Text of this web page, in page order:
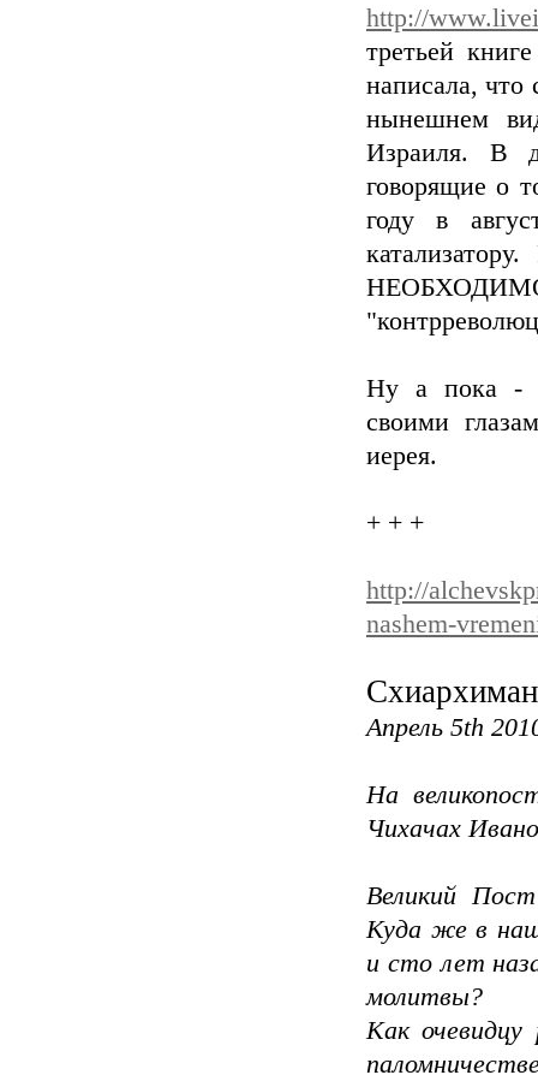
http://
третьей
написала,
нынешнем
Израиля. В
говорящие о
году в
НЕОБХОДИМО
Ну а пока -
своими
иерея.
+ + +
http://
nashem-
Апрель 5th
На
Чихачах
Великий
Куда же в
и сто лет
молитвы?
Как очевидцу